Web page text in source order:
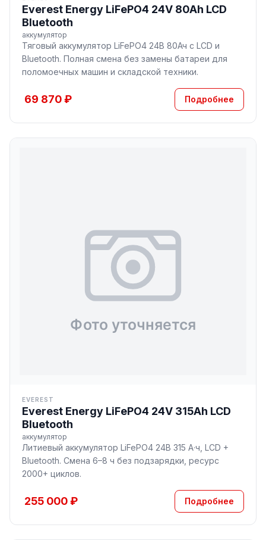
Everest Energy LiFePO4 24V 80Ah LCD
Bluetooth
аккумулятор
Тяговый аккумулятор LiFePO4 24В 80Ач с LCD и
Bluetooth. Полная смена без замены батареи для
поломоечных машин и складской техники.
69 870 ₽ Подробнее
EVEREST
Everest Energy LiFePO4 24V 315Ah LCD
Bluetooth
аккумулятор
Литиевый аккумулятор LiFePO4 24В 315 А·ч, LCD +
Bluetooth. Смена 6–8 ч без подзарядки, ресурс
2000+ циклов.
255 000 ₽ Подробнее